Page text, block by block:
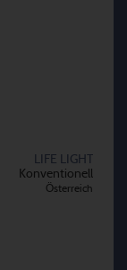
LIFE LIGHT
Konventionell
Österreich